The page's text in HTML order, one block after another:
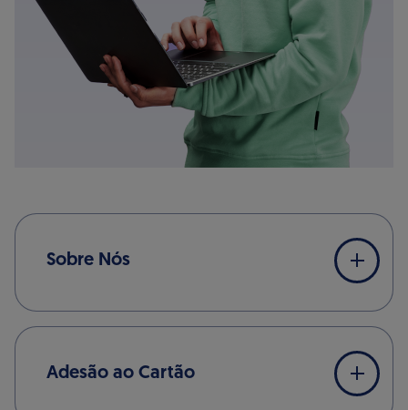
Sobre Nós
Adesão ao Cartão